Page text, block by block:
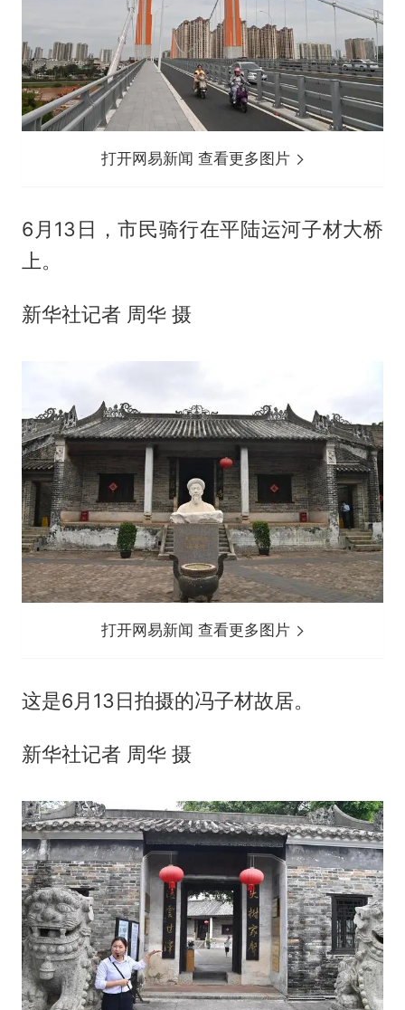
打开网易新闻 查看更多图片
6月13日，市民骑行在平陆运河子材大桥
上。
新华社记者 周华 摄
打开网易新闻 查看更多图片
这是6月13日拍摄的冯子材故居。
新华社记者 周华 摄